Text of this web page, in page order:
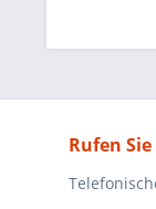
Rufen